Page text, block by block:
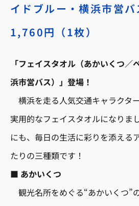
イドブルー・横浜市営
1,760円（1枚）
「フェイスタオル（あかいくつ／
浜市営バス）」登場！
横浜を走る人気交通キャラクタ
実用的なフェイスタオルになりま
にも、毎日の生活に彩りを添える
たりの三種類です！
■ あかいくつ
観光名所をめぐる“あかいくつ”